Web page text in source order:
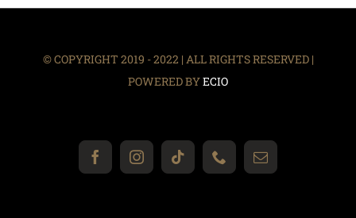
© COPYRIGHT 2019 - 2022 | ALL RIGHTS RESERVED |
POWERED BYECIO
FacebookInstagramTiktok Phone Email